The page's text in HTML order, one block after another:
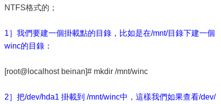
NTFS格式的；
1］我們要建一個掛載點的目錄，比如是在/mnt/目錄下建一個
winc的目錄：
[root@localhost beinan]# mkdir /mnt/winc
2］把/dev/hda1 掛載到 /mnt/winc中，這樣我們如果查看/dev/